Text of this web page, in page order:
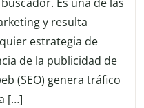
y resulta
estrategia de
de la publicidad de
(SEO) genera tráfico
[…]